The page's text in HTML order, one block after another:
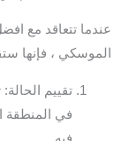
عندما تتعاقد مع
الموسكي ، فإنها
تقييم
في المنطقة
فيه.